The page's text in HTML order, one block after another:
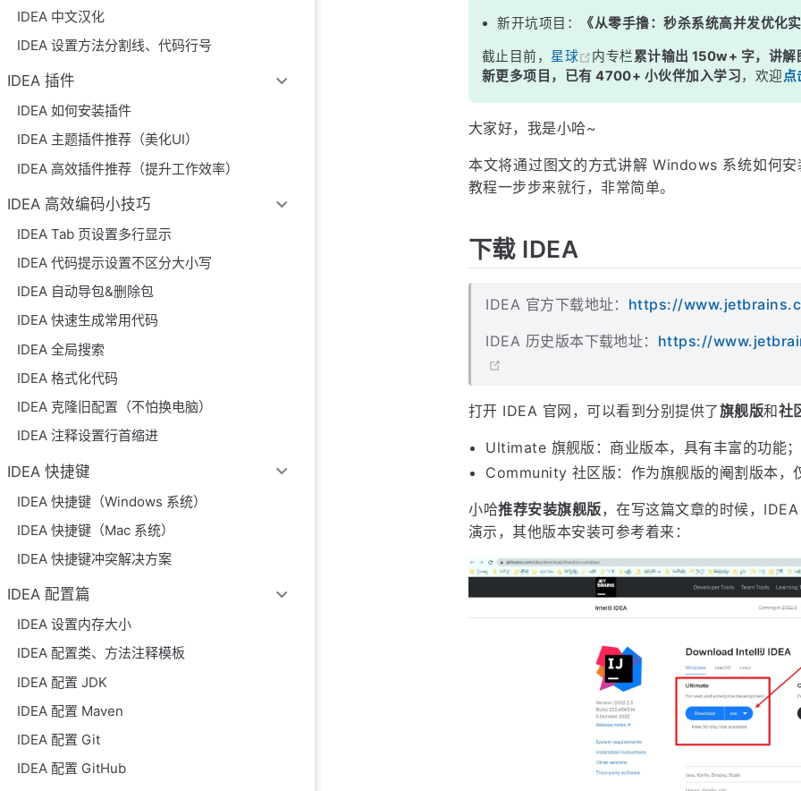
IDEA 中文汉化
IDEA 设置方法分割线、代码行号
IDEA 插件
IDEA 如何安装插件
IDEA 主题插件推荐（美化UI）
IDEA 高效插件推荐（提升工作效率）
IDEA 高效编码小技巧
IDEA Tab 页设置多行显示
IDEA 代码提示设置不区分大小写
IDEA 自动导包&删除包
IDEA 快速生成常用代码
IDEA 全局搜索
IDEA 格式化代码
IDEA 克隆旧配置（不怕换电脑）
IDEA 注释设置行首缩进
IDEA 快捷键
IDEA 快捷键（Windows 系统）
IDEA 快捷键（Mac 系统）
IDEA 快捷键冲突解决方案
IDEA 配置篇
IDEA 设置内存大小
IDEA 配置类、方法注释模板
IDEA 配置 JDK
IDEA 配置 Maven
IDEA 配置 Git
IDEA 配置 GitHub
新开坑项目： 《从零手撸：秒杀系统高并发优化
截止目前， 星球 内专栏累计输出 150w+ 字，讲解
新更多项目，已有 4700+ 小伙伴加入学习，欢迎点
大家好，我是小哈~
本文将通过图文的方式讲解 Windows 系统如何
教程一步步来就行，非常简单。
下载 IDEA
IDEA 官方下载地址： https://
IDEA 历史版本下载地址： https://
打开 IDEA 官网，可以看到分别提供了旗舰版和社
Ultimate 旗舰版：商业版本，具有丰富的功能；
Community 社区版：作为旗舰版的阉割版本，
小哈推荐安装旗舰版，在写这篇文章的时候，
演示，其他版本安装可参考着来：